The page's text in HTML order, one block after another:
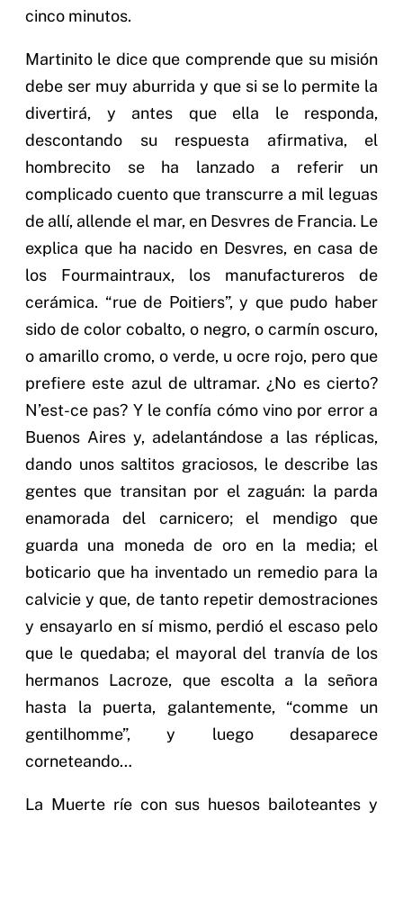
cinco minutos.
Martinito le dice que comprende que su misión
debe ser muy aburrida y que si se lo permite la
divertirá, y antes que ella le responda,
descontando su respuesta afirmativa, el
hombrecito se ha lanzado a referir un
complicado cuento que transcurre a mil leguas
de allí, allende el mar, en Desvres de Francia. Le
explica que ha nacido en Desvres, en casa de
los Fourmaintraux, los manufactureros de
cerámica. “rue de Poitiers”, y que pudo haber
sido de color cobalto, o negro, o carmín oscuro,
o amarillo cromo, o verde, u ocre rojo, pero que
prefiere este azul de ultramar. ¿No es cierto?
N’est-ce pas? Y le confía cómo vino por error a
Buenos Aires y, adelantándose a las réplicas,
dando unos saltitos graciosos, le describe las
gentes que transitan por el zaguán: la parda
enamorada del carnicero; el mendigo que
guarda una moneda de oro en la media; el
boticario que ha inventado un remedio para la
calvicie y que, de tanto repetir demostraciones
y ensayarlo en sí mismo, perdió el escaso pelo
que le quedaba; el mayoral del tranvía de los
hermanos Lacroze, que escolta a la señora
hasta la puerta, galantemente, “comme un
gentilhomme”, y luego desaparece
corneteando…
La Muerte ríe con sus huesos bailoteantes y